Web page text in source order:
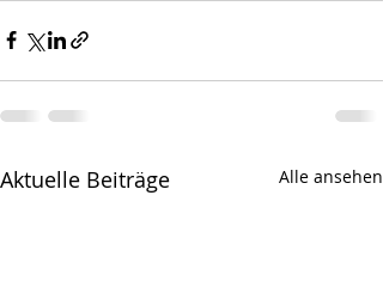
Aktuelle Beiträge Alle ansehen